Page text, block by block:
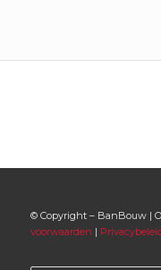
© Copyright – BanBouw |
voorwaarden |